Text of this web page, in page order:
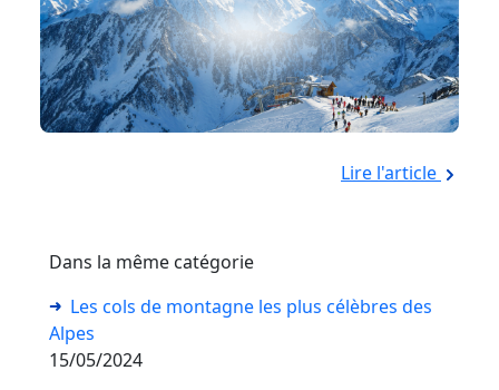
Lire l'article
Dans la même catégorie
Les cols de montagne les plus célèbres des
Alpes
15/05/2024